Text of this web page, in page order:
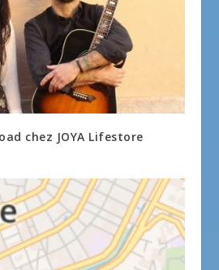
chez JOYA Lifestore